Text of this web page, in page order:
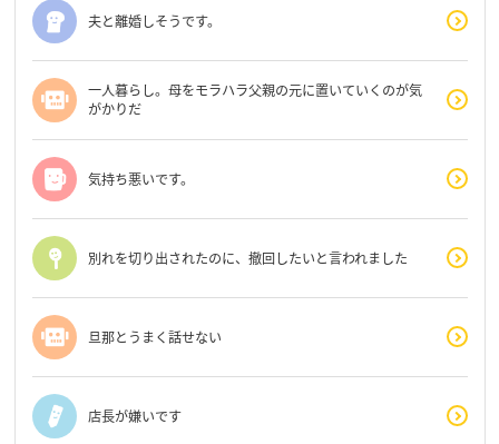
夫と離婚しそうです。
一人暮らし。母をモラハラ父親の元に置いていくのが気
がかりだ
気持ち悪いです。
別れを切り出されたのに、撤回したいと言われました
旦那とうまく話せない
店長が嫌いです